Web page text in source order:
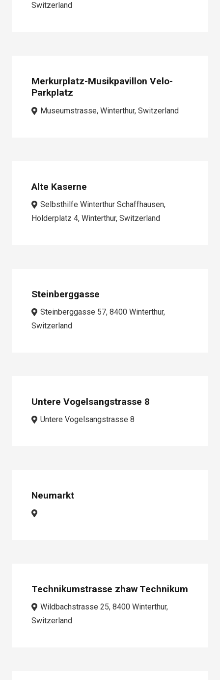
Switzerland
Merkurplatz-Musikpavillon Velo-
Parkplatz
Museumstrasse, Winterthur, Switzerland
Alte Kaserne
Selbsthilfe Winterthur Schaffhausen,
Holderplatz 4, Winterthur, Switzerland
Steinberggasse
Steinberggasse 57, 8400 Winterthur,
Switzerland
Untere Vogelsangstrasse 8
Untere Vogelsangstrasse 8
Neumarkt
Technikumstrasse zhaw Technikum
Wildbachstrasse 25, 8400 Winterthur,
Switzerland